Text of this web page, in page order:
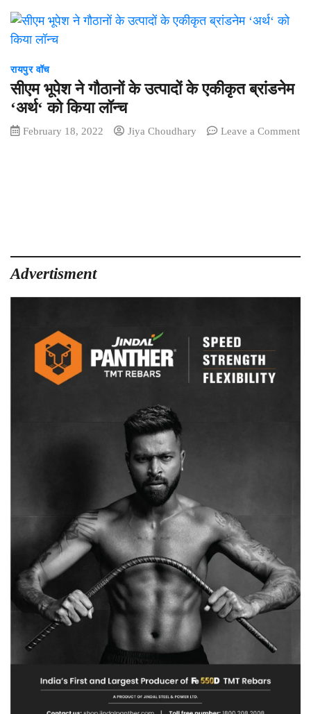
रायपुर वॉच
सीएम भूपेश ने गौठानों के उत्पादों के एकीकृत ब्रांडनेम
‘अर्थ‘ को किया लॉन्च
February 18, 2022 Jiya Choudhary
Leave a Comment
एकीकृत
ब्रांडनेम
‘अर्थ‘
Advertisment